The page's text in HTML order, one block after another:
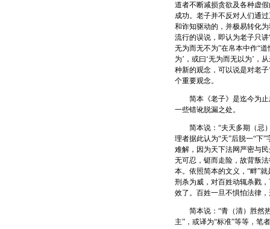
道者不断减损贪欲及各种虚
成功。老子并不反对人们通
和诈知驱动的，并极易转化
流行的误说，即认为老子只
无为而无不为”在帛本中作“
为’，或曰‘无为而无以为’，
种新的观念，可以说是对老
个重要观念。
简本《老子》是迄今为止
一些错讹脱漏之处。
简本说：“夫天多期（忌）
理者据此认为“天”后脱一“下
难解，因为天下法网严密与
无可忍，铤而走险，故背叛
本。依照简本的文义，“畔”
刑杀为威，对百姓动辄杀戮
效了。百姓一旦不惧怕法律
简本说：“青（清）胜然热
主”，或译为“标准”等等，笔